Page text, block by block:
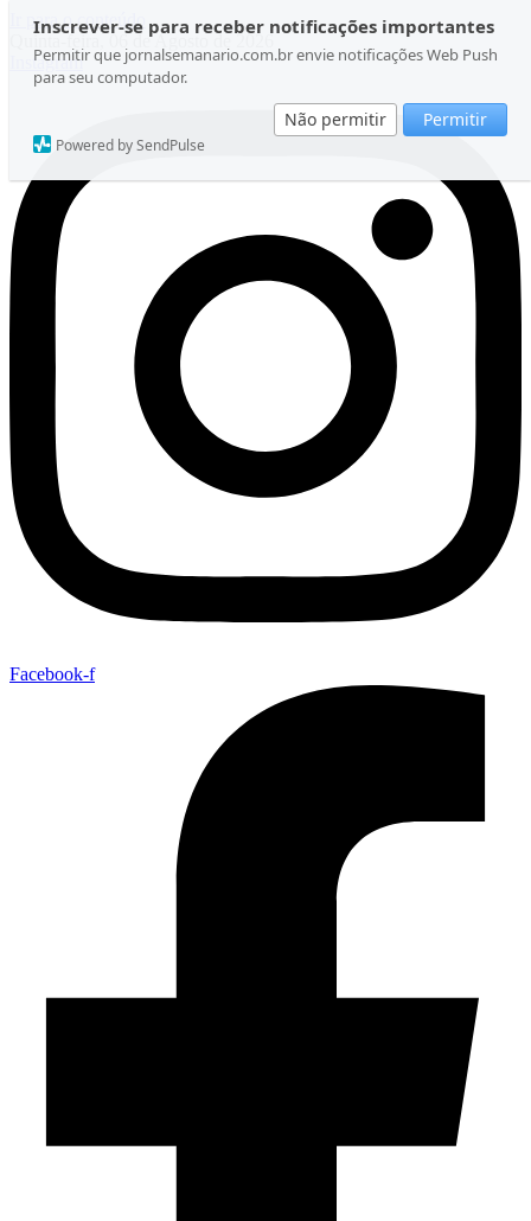
Inscrever-se para receber notificações importantes
Permitir que jornalsemanario.com.br envie notificações Web Push
para seu computador.
Não permitir Permitir
Powered by SendPulse
Ir para o conteúdo
Quinta-feira, 06 de Agosto de 2026
Instagram
Facebook-f